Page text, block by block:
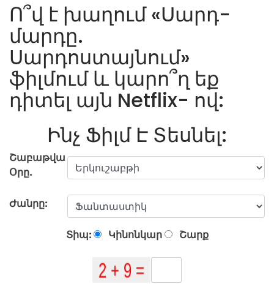
Ո՞վ է խաղում «Սարդ-
մարդը.
Սարդոստայնում»
ֆիլմում և կարո՞ղ եք
դիտել այն Netflix- ով:
Ինչ Ֆիլմ Է Տեսնել:
Շաբաթվա
Օրը.
Ժանրը:
Տիպ: Կինոնկար Շարք